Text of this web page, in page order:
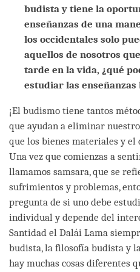
budista y tiene la
enseñanzas de una
los occidentales solo
aquellos de nosotros
tarde en la vida, ¿qué
estudiar las enseñanzas
¡El budismo tiene tantos
que ayudan a eliminar
que los bienes materiales y el
Una vez que comienzas a
llamamos samsara, que se
sufrimientos y problemas,
pregunta de si uno debe
individual y depende del
Santidad el Dalái Lama
budista, la filosofía budista y
hay muchas cosas diferentes